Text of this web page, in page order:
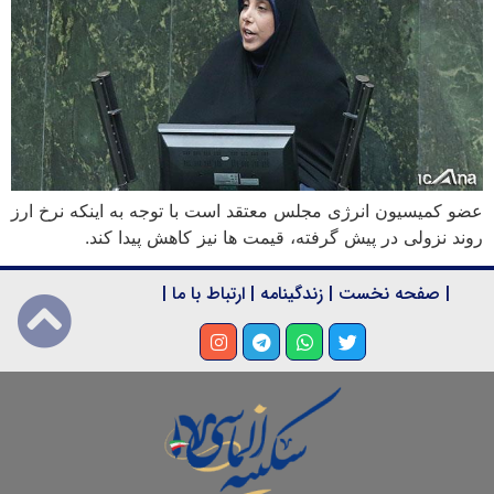
عضو کمیسیون انرژی مجلس معتقد است با توجه به اینکه نرخ ارز
روند نزولی در پیش گرفته، قیمت ها نیز کاهش پیدا کند.
| صفحه نخست | زندگینامه | ارتباط با ما |